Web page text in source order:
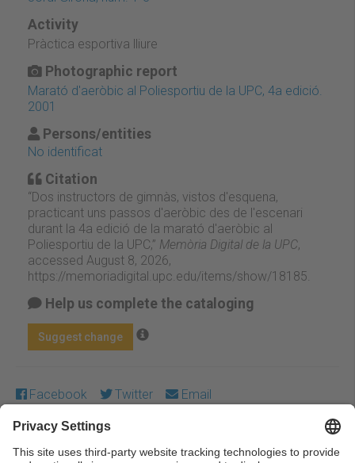
Activity
Pràctica esportiva lliure
Photographic report
Marató d'aeròbic al Poliesportiu de la UPC, 4a edició.
2001
Persons/entities
No identificat
Citation
“Dos instructors de gimnàs, vistos d'esquena,
practicant uns passos d'aeròbic des de l'escenari
durant la 4a edició de la marató d'aeròbic al
Poliesportiu de la UPC,” Memòria Digital de la UPC,
accessed August 8, 2026,
https://memoriadigital.upc.edu/items/show/18185
Help us complete the cataloging
Suggest change
Facebook Twitter Email